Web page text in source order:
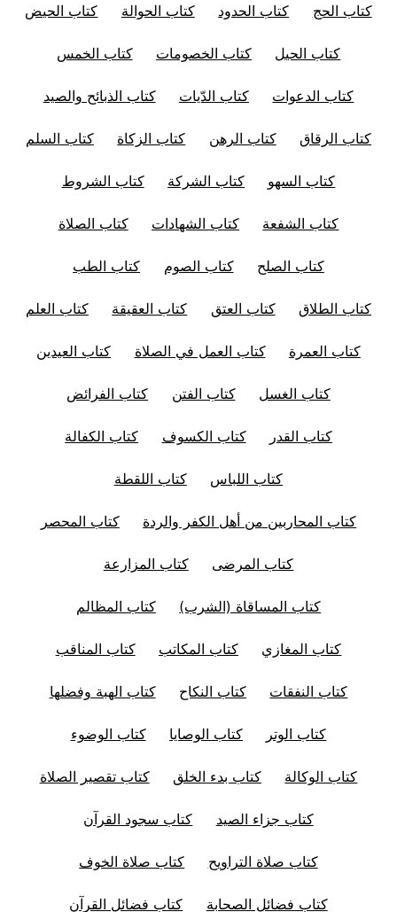
كتاب الحج كتاب الحدود كتاب الحوالة كتاب الحيض
كتاب الحيل كتاب الخصومات كتاب الخمس
كتاب الدعوات كتاب الدّيات كتاب الذبائح والصيد
كتاب الرقاق كتاب الرهن كتاب الزكاة كتاب السلم
كتاب السهو كتاب الشركة كتاب الشروط
كتاب الشفعة كتاب الشهادات كتاب الصلاة
كتاب الصلح كتاب الصوم كتاب الطب
كتاب الطلاق كتاب العتق كتاب العقيقة كتاب العلم
كتاب العمرة كتاب العمل في الصلاة كتاب العيدين
كتاب الغسل كتاب الفتن كتاب الفرائض
كتاب القدر كتاب الكسوف كتاب الكفالة
كتاب اللباس كتاب اللقطة
كتاب المحاربين من أهل الكفر والردة كتاب المحصر
كتاب المرضى كتاب المزارعة
كتاب المساقاة (الشرب) كتاب المظالم
كتاب المغازي كتاب المكاتب كتاب المناقب
كتاب النفقات كتاب النكاح كتاب الهبة وفضلها
كتاب الوتر كتاب الوصايا كتاب الوضوء
كتاب الوكالة كتاب بدء الخلق كتاب تقصير الصلاة
كتاب جزاء الصيد كتاب سجود القرآن
كتاب صلاة التراويح كتاب صلاة الخوف
كتاب فضائل الصحابة كتاب فضائل القرآن